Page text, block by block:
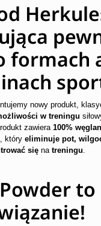
formach
nowy produkt,
w treningu
zawiera 100%
, który eliminuje pot,
sięna treningu.
Powder